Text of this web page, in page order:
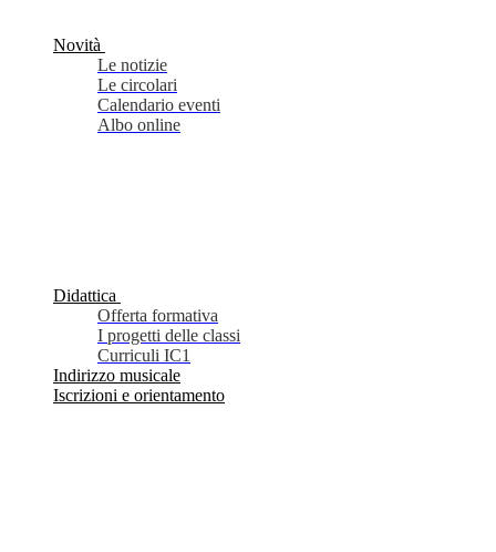
Novità
Le notizie
Le circolari
Calendario eventi
Albo online
Didattica
Offerta formativa
I progetti delle classi
Curriculi IC1
Indirizzo musicale
Iscrizioni e orientamento